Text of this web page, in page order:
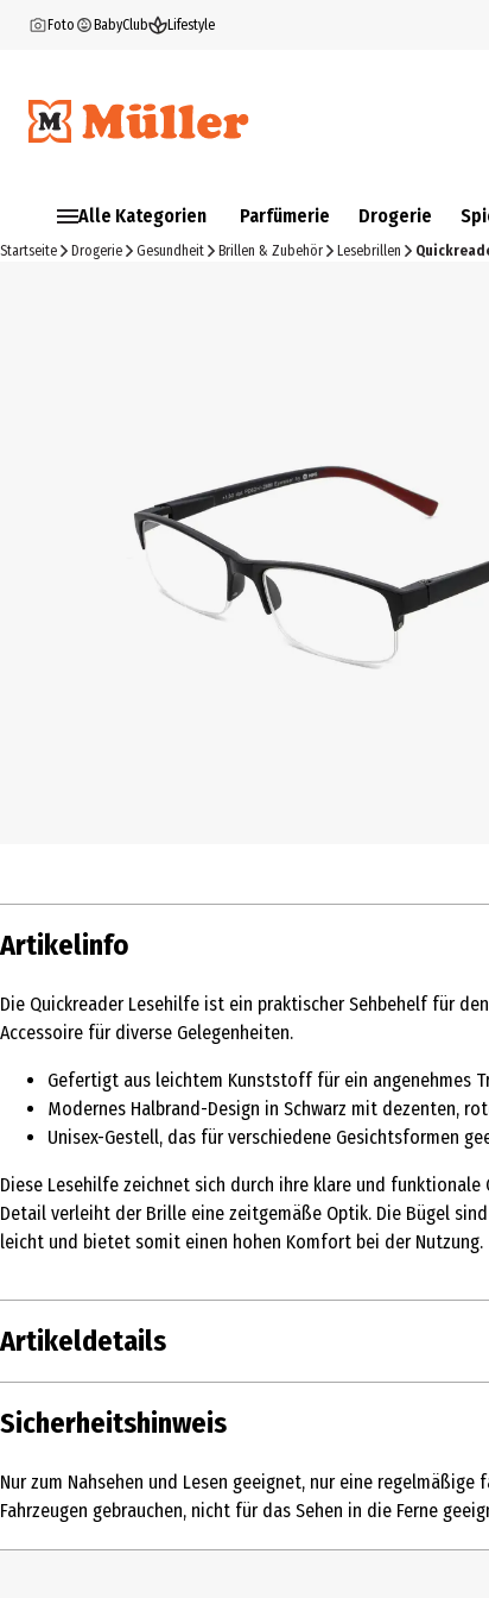
Foto BabyClub Lifestyle
Alle Kategorien Parfümerie Drogerie
Startseite Drogerie Gesundheit Brillen & Zubehör Lesebrillen
Artikelinfo
Die Quickreader Lesehilfe ist ein praktischer Sehbehelf für
Accessoire für diverse Gelegenheiten.
Gefertigt aus leichtem Kunststoff für ein angenehmes
Modernes Halbrand-Design in Schwarz mit dezenten,
Unisex-Gestell, das für verschiedene Gesichtsformen
Diese Lesehilfe zeichnet sich durch ihre klare und funktionale
Detail verleiht der Brille eine zeitgemäße Optik. Die Bügel
leicht und bietet somit einen hohen Komfort bei der Nutzung.
Artikeldetails
Inhalt 1 Stk.
form Rechteckig
Lagerhinweis Bei Nichtgebrauch in einem Etui an
Sicherheitshinweis
Nur zum Nahsehen und Lesen geeignet, nur eine
Fahrzeugen gebrauchen, nicht für das Sehen in die Ferne